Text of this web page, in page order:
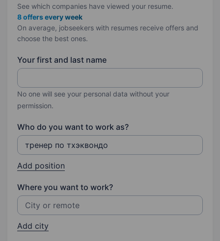
See which companies have viewed your resume.
8 offers every week
On average, jobseekers with resumes receive offers and
choose the best ones.
Your first and last name
No one will see your personal data without your
permission.
Who do you want to work as?
Add position
Where you want to work?
Add city